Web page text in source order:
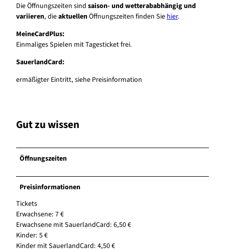
Die Öffnungszeiten sind saison- und wetterababhängig und
variieren, dieaktuellenÖffnungszeiten finden Sie hier.
MeineCardPlus:
Einmaliges Spielen mit Tagesticket frei.
SauerlandCard:
ermäßigter Eintritt, siehe Preisinformation
Gut zu wissen
Öffnungszeiten
Preisinformationen
Tickets
Erwachsene: 7 €
Erwachsene mit SauerlandCard: 6,50 €
Kinder: 5 €
Kinder mit SauerlandCard: 4,50 €